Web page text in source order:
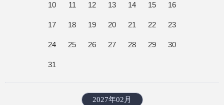
10 11 12 13 14 15 16
17 18 19 20 21 22 23
24 25 26 27 28 29 30
31
2027年02月